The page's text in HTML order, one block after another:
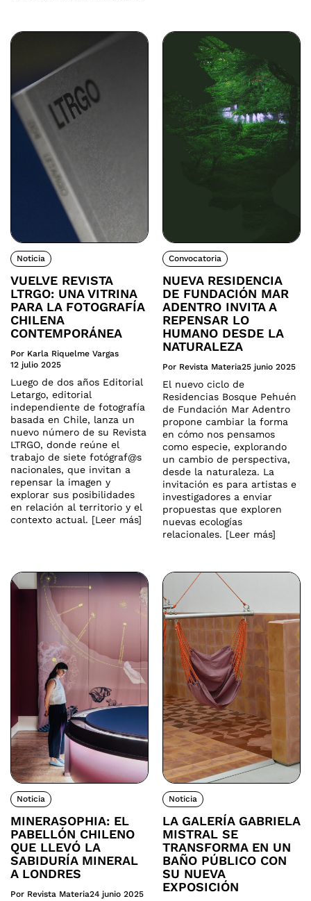
Noticia
VUELVE REVISTA
LTRGO: UNA VITRINA
PARA LA FOTOGRAFÍA
CHILENA
CONTEMPORÁNEA
Por Karla Riquelme Vargas
12 julio 2025
Luego de dos años Editorial
Letargo, editorial
independiente de fotografía
basada en Chile, lanza un
nuevo número de su Revista
LTRGO, donde reúne el
trabajo de siete fotógraf@s
nacionales, que invitan a
repensar la imagen y
explorar sus posibilidades
en relación al territorio y el
contexto actual. [Leer más]
Convocatoria
NUEVA RESIDENCIA
DE FUNDACIÓN MAR
ADENTRO INVITA A
REPENSAR LO
HUMANO DESDE LA
NATURALEZA
Por Revista Materia25 junio 2025
El nuevo ciclo de
Residencias Bosque Pehuén
de Fundación Mar Adentro
propone cambiar la forma
en cómo nos pensamos
como especie, explorando
un cambio de perspectiva,
desde la naturaleza. La
invitación es para artistas e
investigadores a enviar
propuestas que exploren
nuevas ecologías
relacionales. [Leer más]
Noticia
MINERASOPHIA: EL
PABELLÓN CHILENO
QUE LLEVÓ LA
SABIDURÍA MINERAL
A LONDRES
Por Revista Materia24 junio 2025
Noticia
LA GALERÍA GABRIELA
MISTRAL SE
TRANSFORMA EN UN
BAÑO PÚBLICO CON
SU NUEVA
EXPOSICIÓN